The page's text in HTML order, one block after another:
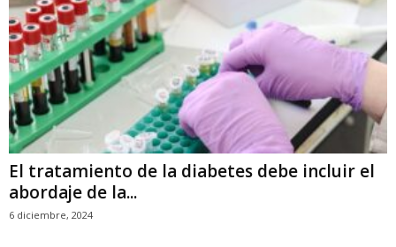
El tratamiento de la diabetes debe incluir el
abordaje de la...
6 diciembre, 2024